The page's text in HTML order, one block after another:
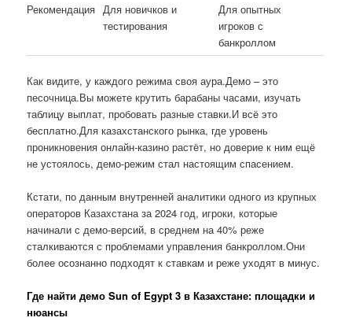
Рекомендация Для новичков и
тестирования
Для опытных
игроков с
банкроллом
Как видите, у каждого режима своя аура.Демо – это
песочница.Вы можете крутить барабаны часами, изучать
таблицу выплат, пробовать разные ставки.И всё это
бесплатно.Для казахстанского рынка, где уровень
проникновения онлайн-казино растёт, но доверие к ним ещё
не устоялось, демо-режим стал настоящим спасением.
Кстати, по данным внутренней аналитики одного из крупных
операторов Казахстана за 2024 год, игроки, которые
начинали с демо-версий, в среднем на 40% реже
сталкиваются с проблемами управления банкроллом.Они
более осознанно подходят к ставкам и реже уходят в минус.
Где найти демо Sun of Egypt 3 в Казахстане: площадки и
нюансы